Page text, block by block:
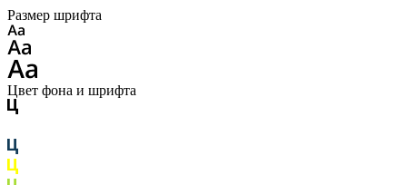
Размер шрифта
Цвет фона и шрифта